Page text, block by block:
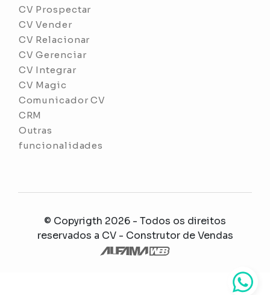
CV Prospectar
CV Vender
CV Relacionar
CV Gerenciar
CV Integrar
CV Magic
Comunicador CV
CRM
Outras
funcionalidades
© Copyrigth 2026 - Todos os direitos
reservados a CV - Construtor de Vendas